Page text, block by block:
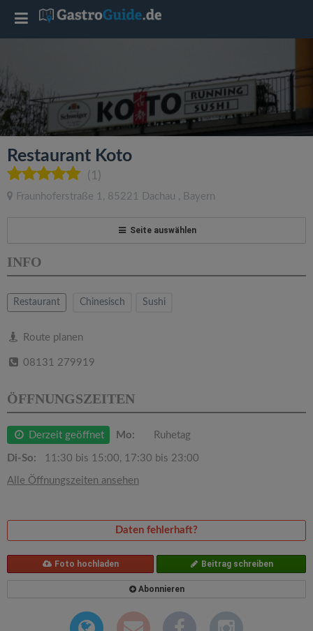
Restaurant Koto
(1)
Fraunhoferstraße 1 , 85221 Dachau , Bayern
Seite auswählen
INFO
Restaurant Chinesisch Sushi
Route planen
08131 279919
ÖFFNUNGSZEITEN
Derzeit geöffnet Mo: Ruhetag
Di-So: 11:30 bis 15:00, 17:30 bis 23:00
Alle Öffnungszeiten ansehen
Daten fehlerhaft?
Foto hochladen Beitrag schreiben
Abonnieren
T
g
g
l
e
a
v
a
t
n